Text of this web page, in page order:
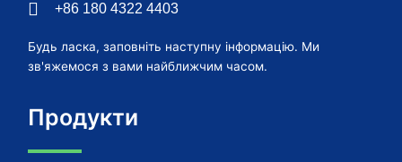
+86 180 4322 4403
Будь ласка, заповніть наступну інформацію. Ми
зв'яжемося з вами найближчим часом.
Продукти